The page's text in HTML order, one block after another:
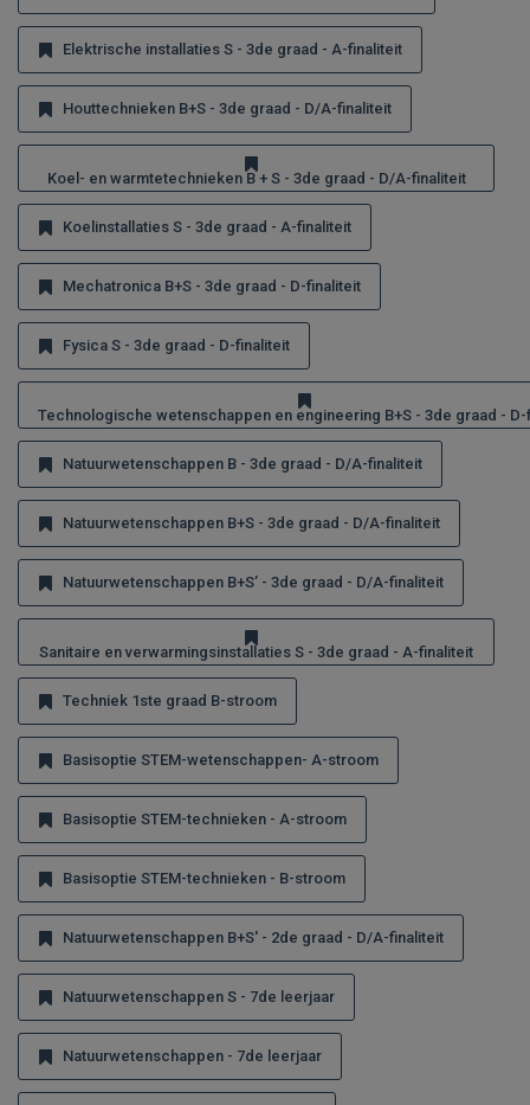
Elektrische installaties S - 3de graad - A-finaliteit
Houttechnieken B+S - 3de graad - D/A-finaliteit
Koel- en warmtetechnieken B + S - 3de graad - D/A-finaliteit
Koelinstallaties S - 3de graad - A-finaliteit
Mechatronica B+S - 3de graad - D-finaliteit
Fysica S - 3de graad - D-finaliteit
Technologische wetenschappen en engineering B+S - 3de graad -
Natuurwetenschappen B - 3de graad - D/A-finaliteit
Natuurwetenschappen B+S - 3de graad - D/A-finaliteit
Natuurwetenschappen B+S’ - 3de graad - D/A-finaliteit
Sanitaire en verwarmingsinstallaties S - 3de graad - A-finaliteit
Techniek 1ste graad B-stroom
Basisoptie STEM-wetenschappen- A-stroom
Basisoptie STEM-technieken - A-stroom
Basisoptie STEM-technieken - B-stroom
Natuurwetenschappen B+S' - 2de graad - D/A-finaliteit
Natuurwetenschappen S - 7de leerjaar
Natuurwetenschappen - 7de leerjaar